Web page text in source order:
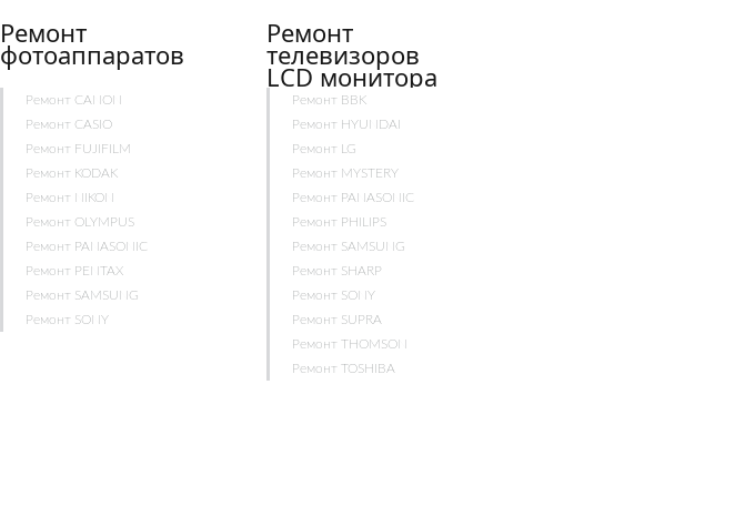
Ремонт
фотоаппаратов
Ремонт CANON
Ремонт CASIO
Ремонт FUJIFILM
Ремонт KODAK
Ремонт NIKON
Ремонт OLYMPUS
Ремонт PANASONIC
Ремонт PENTAX
Ремонт SAMSUNG
Ремонт SONY
Ремонт
телевизоров
LCD монитора
Ремонт BBK
Ремонт HYUNDAI
Ремонт LG
Ремонт MYSTERY
Ремонт PANASONIC
Ремонт PHILIPS
Ремонт SAMSUNG
Ремонт SHARP
Ремонт SONY
Ремонт SUPRA
Ремонт THOMSON
Ремонт TOSHIBA